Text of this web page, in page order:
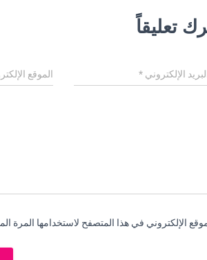
تعليقاً
البريد الإلكتروني* الموقع
الإلكتروني في هذا المتصفح لاستخدامها المرة